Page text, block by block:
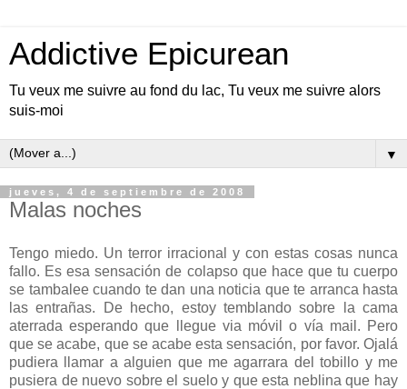
Addictive Epicurean
Tu veux me suivre au fond du lac, Tu veux me suivre alors
suis-moi
▼
jueves, 4 de septiembre de 2008
Malas noches
Tengo miedo. Un terror irracional y con estas cosas nunca
fallo. Es esa sensación de colapso que hace que tu cuerpo
se tambalee cuando te dan una noticia que te arranca hasta
las entrañas. De hecho, estoy temblando sobre la cama
aterrada esperando que llegue via móvil o vía mail. Pero
que se acabe, que se acabe esta sensación, por favor. Ojalá
pudiera llamar a alguien que me agarrara del tobillo y me
pusiera de nuevo sobre el suelo y que esta neblina que hay